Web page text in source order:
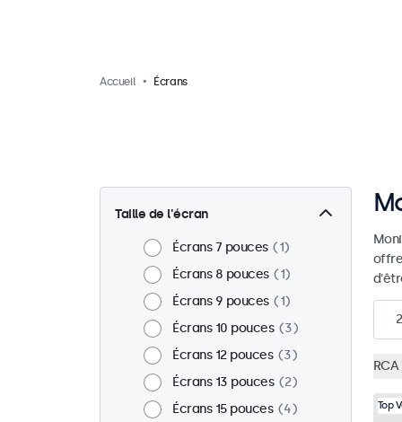
Accueil Écrans
Taille de l'écran
Écrans 7 pouces
1
Écrans 8 pouces
1
Écrans 9 pouces
1
Écrans 10 pouces
3
Écrans 12 pouces
3
Écrans 13 pouces
2
Écrans 15 pouces
4
RCA
Top